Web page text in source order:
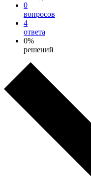
0
вопросов
4
ответа
0%
решений